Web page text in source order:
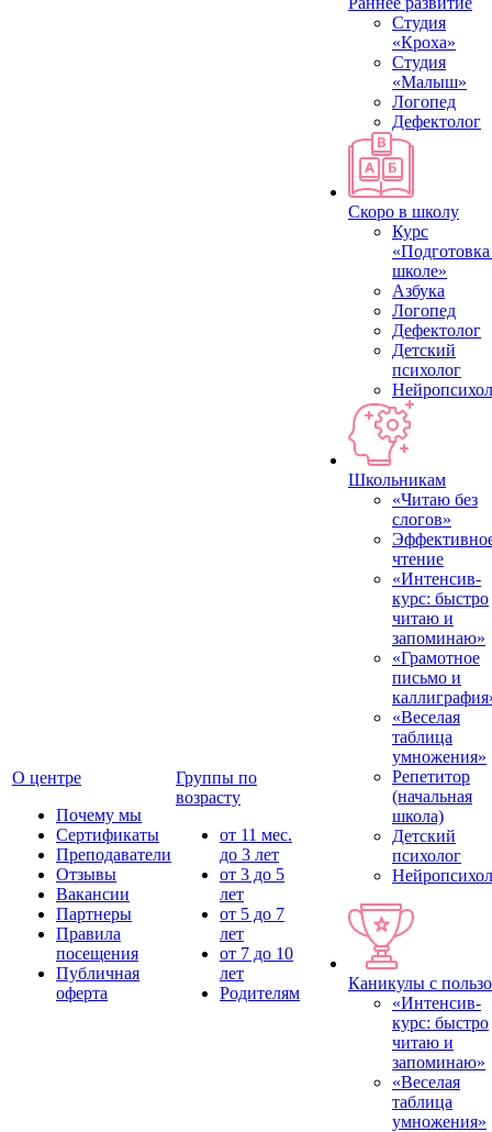
О центре
Почему мы
Сертификаты
Преподаватели
Отзывы
Вакансии
Партнеры
Правила
посещения
Публичная
оферта
Группы по
возрасту
от 11 мес.
до 3 лет
от 3 до 5
лет
от 5 до 7
лет
от 7 до 10
лет
Родителям
Студия
«Кроха»
Студия
«Малыш»
Логопед
Дефектолог
Скоро в школу
Курс
школе»
Азбука
Логопед
Дефектолог
Детский
психолог
Школьникам
«Читаю без
слогов»
чтение
«Интенсив-
курс: быстро
читаю и
запоминаю»
«Грамотное
письмо и
«Веселая
таблица
умножения»
Репетитор
(начальная
школа)
Детский
психолог
Каникулы с
«Интенсив-
курс: быстро
читаю и
запоминаю»
«Веселая
таблица
умножения»